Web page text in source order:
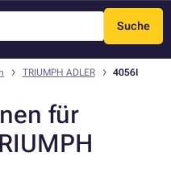
Suche
Menü
TRIUMPH ADLER 4056I
für